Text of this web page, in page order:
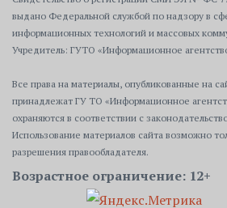
выдано Федеральной службой по надзору в
информационных технологий и массовых
Учредитель: ГУТО «Информационное
Все права на материалы, опубликованные на
принадлежат ГУ ТО «Информационное
охраняются в соответствии с
Использование материалов сайта возможно
разрешения правообладателя.
Возрастное ограничение: 12+